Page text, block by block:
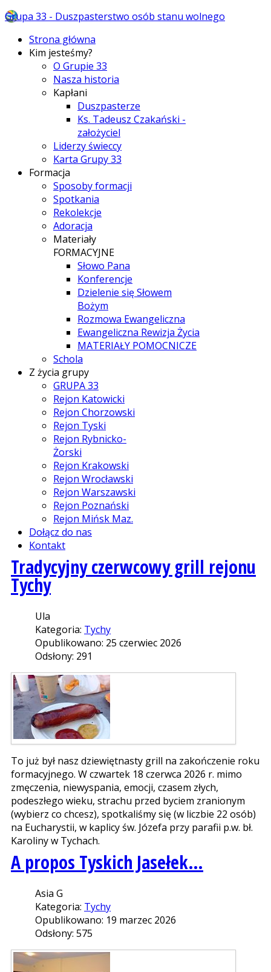
Grupa 33 - Duszpasterstwo osób stanu wolnego
Strona główna
Kim jesteśmy?
O Grupie 33
Nasza historia
Kapłani
Duszpasterze
Ks. Tadeusz Czakański -
założyciel
Liderzy świeccy
Karta Grupy 33
Formacja
Sposoby formacji
Spotkania
Rekolekcje
Adoracja
Materiały
FORMACYJNE
Słowo Pana
Konferencje
Dzielenie się Słowem
Bożym
Rozmowa Ewangeliczna
Ewangeliczna Rewizja Życia
MATERIAŁY POMOCNICZE
Schola
Z życia grupy
GRUPA 33
Rejon Katowicki
Rejon Chorzowski
Rejon Tyski
Rejon Rybnicko-
Żorski
Rejon Krakowski
Rejon Wrocławski
Rejon Warszawski
Rejon Poznański
Rejon Mińsk Maz.
Dołącz do nas
Kontakt
Tradycyjny czerwcowy grill rejonu
Tychy
Ula
Kategoria: Tychy
Opublikowano: 25 czerwiec 2026
Odsłony: 291
To już był nasz dziewiętnasty grill na zakończenie roku
formacyjnego. W czwartek 18 czerwca 2026 r. mimo
zmęczenia, niewyspania, emocji, czasem złych,
podeszłego wieku, strachu przed byciem zranionym
(wybierz co chcesz), spotkaliśmy się (w liczbie 22 osób)
na Eucharystii, w kaplicy św. Józefa przy parafii p.w. bł.
Karoliny w Tychach.
A propos Tyskich Jasełek…
Asia G
Kategoria: Tychy
Opublikowano: 19 marzec 2026
Odsłony: 575